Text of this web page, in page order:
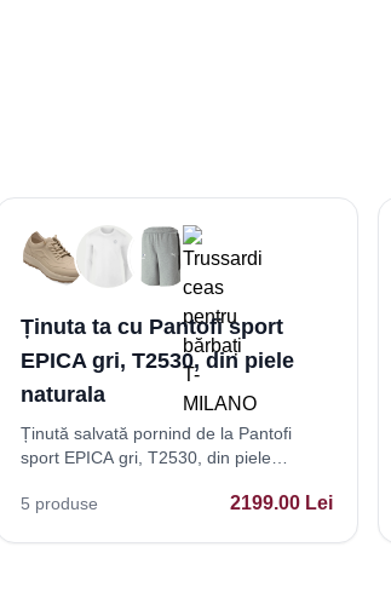
Ținuta ta cu Pantofi sport
EPICA gri, T2530, din piele
naturala
Ținută salvată pornind de la Pantofi
sport EPICA gri, T2530, din piele
5 produse 2199.00 Lei